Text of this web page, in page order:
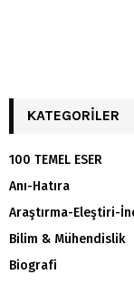
KATEGORILER
100 TEMEL ESER
Anı-Hatıra
Araştırma-Eleştiri-
Bilim & Mühendislik
Biografi